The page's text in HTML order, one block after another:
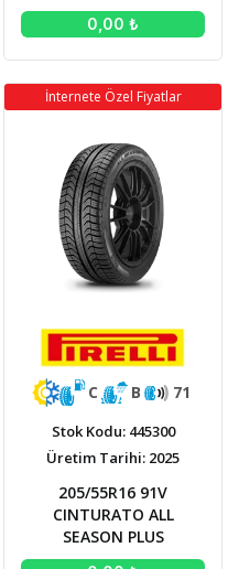
0,00 ₺
İnternete Özel Fiyatlar
C B 71
Stok Kodu: 445300
Üretim Tarihi: 2025
205/55R16 91V
CINTURATO ALL
SEASON PLUS